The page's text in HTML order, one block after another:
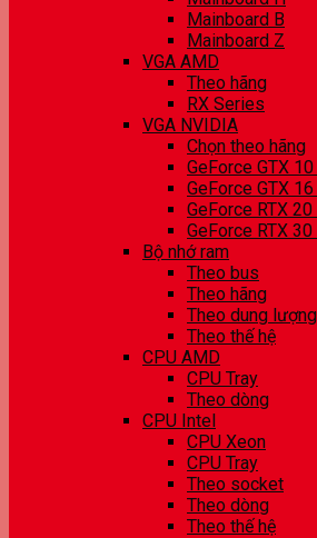
Mainboard B
Mainboard Z
VGA AMD
Theo hãng
RX Series
VGA NVIDIA
Chọn theo hãng
GeForce GTX
GeForce GTX
GeForce RTX
GeForce RTX
Bộ nhớ ram
Theo bus
Theo hãng
Theo dung lượng
Theo thế hệ
CPU AMD
CPU Tray
Theo dòng
CPU Intel
CPU Xeon
CPU Tray
Theo socket
Theo dòng
Theo thế hệ